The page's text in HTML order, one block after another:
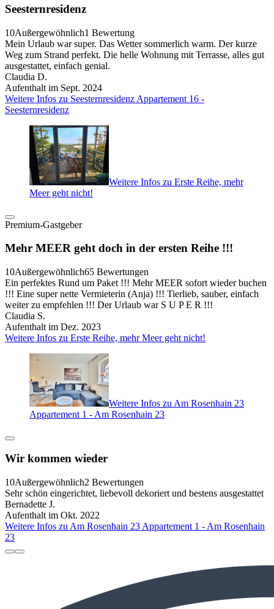
Seesternresidenz
10Außergewöhnlich1 Bewertung
Mein Urlaub war super. Das Wetter sommerlich warm. Der kurze
Weg zum Strand perfekt. Die helle Wohnung mit Terrasse, alles gut
ausgestattet, einfach genial.
Claudia D.
Aufenthalt im Sept. 2024
Weitere Infos zu Seesternresidenz Appartement 16 -
Seesternresidenz
Weitere Infos zu Erste Reihe, mehr
Meer geht nicht!
Premium-Gastgeber
Mehr MEER geht doch in der ersten Reihe !!!
10Außergewöhnlich65 Bewertungen
Ein perfektes Rund um Paket !!! Mehr MEER sofort wieder buchen
!!! Eine super nette Vermieterin (Anja) !!! Tierlieb, sauber, einfach
weiter zu empfehlen !!! Der Urlaub war S U P E R !!!
Claudia S.
Aufenthalt im Dez. 2023
Weitere Infos zu Erste Reihe, mehr Meer geht nicht!
Weitere Infos zu Am Rosenhain 23
Appartement 1 - Am Rosenhain 23
Wir kommen wieder
10Außergewöhnlich2 Bewertungen
Sehr schön eingerichtet, liebevoll dekoriert und bestens ausgestattet
Bernadette J.
Aufenthalt im Okt. 2022
Weitere Infos zu Am Rosenhain 23 Appartement 1 - Am Rosenhain
23